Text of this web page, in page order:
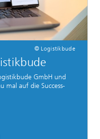
© Logistikbude
GmbH und
mal auf die Success-